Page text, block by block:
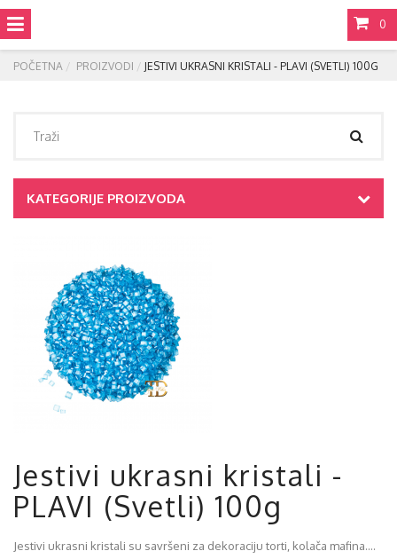
0
POČETNA PROIZVODI JESTIVI UKRASNI KRISTALI - PLAVI (SVETLI) 100G
KATEGORIJE PROIZVODA
Jestivi ukrasni kristali -
PLAVI (Svetli) 100g
Jestivi ukrasni kristali su savršeni za dekoraciju torti, kolača mafina....